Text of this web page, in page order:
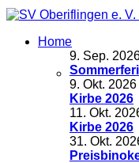
Home
9. Sep.
9. Okt. 2026
Kirbe 2026
11. Okt.
Kirbe 2026
31. Okt.